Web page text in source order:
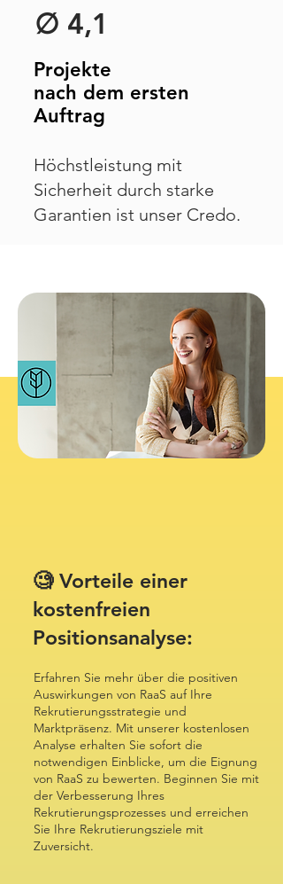
∅ 4,1
Projekte
nach dem ersten
Auftrag
Höchstleistung mit
Sicherheit durch starke
Garantien ist unser Credo.
🧐 Vorteile einer
kostenfreien
Positionsanalyse:
Erfahren Sie mehr über die positiven
Auswirkungen von RaaS auf Ihre
Rekrutierungsstrategie und
Marktpräsenz. Mit unserer kostenlosen
Analyse erhalten Sie sofort die
notwendigen Einblicke, um die Eignung
von RaaS zu bewerten. Beginnen Sie mit
der Verbesserung Ihres
Rekrutierungsprozesses und erreichen
Sie Ihre Rekrutierungsziele mit
Zuversicht.